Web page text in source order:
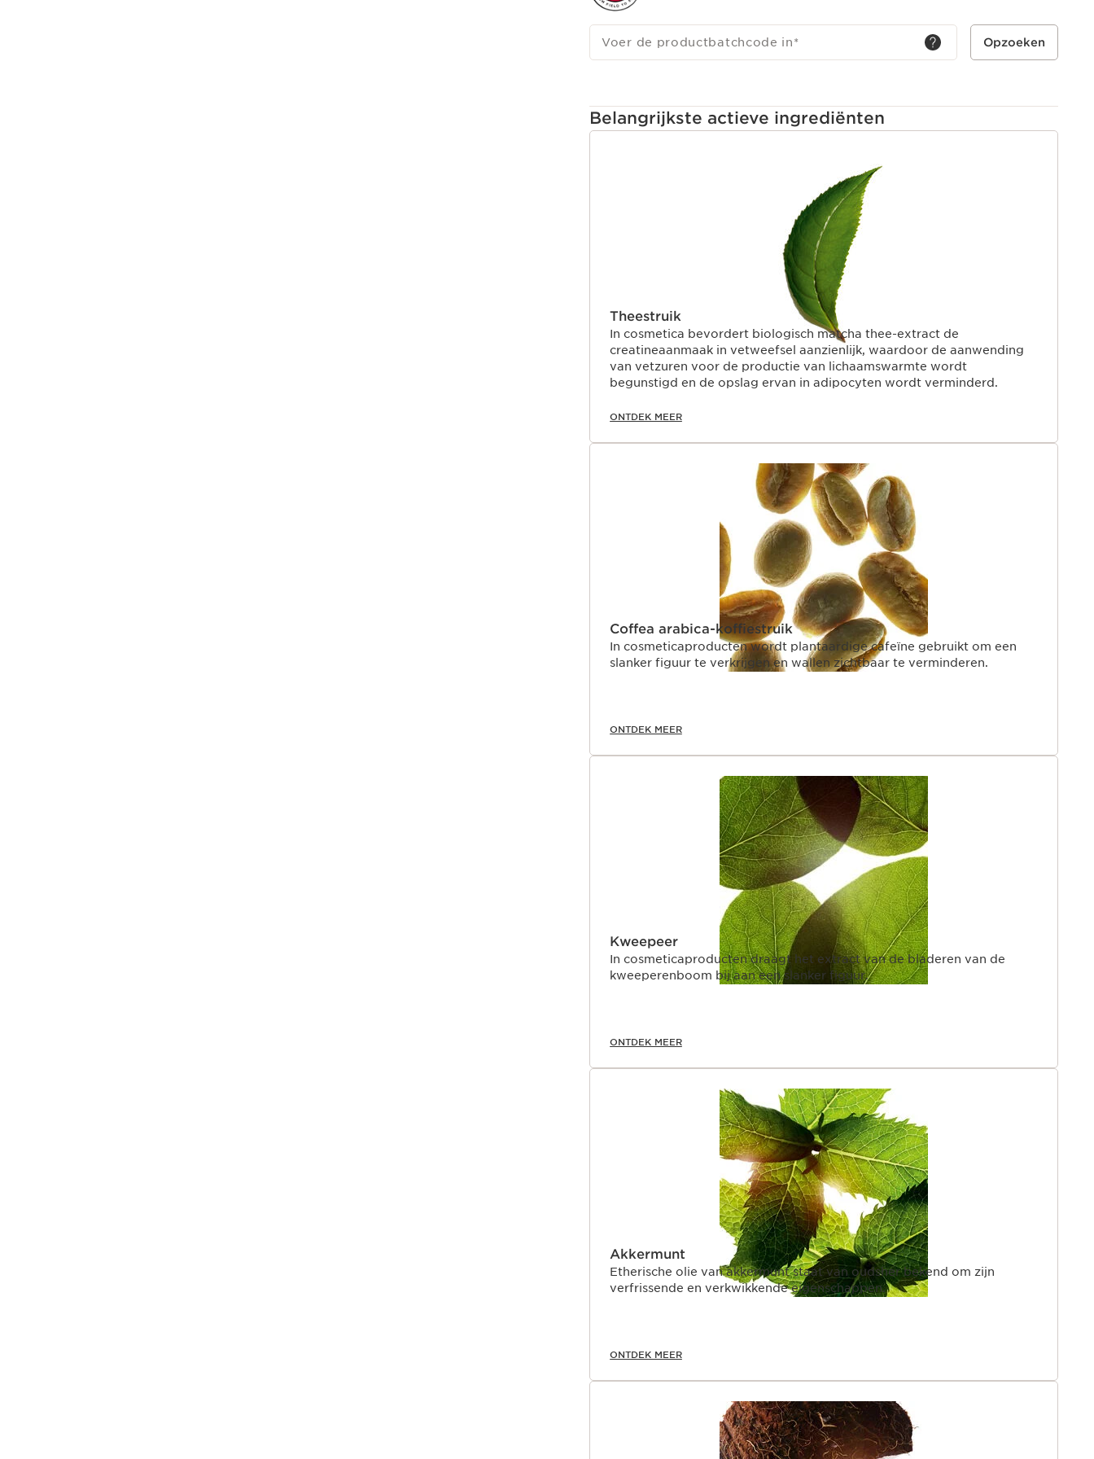
Voer de productbatchcode in* Opzoeken
Belangrijkste actieve ingrediënten
Theestruik
In cosmetica bevordert biologisch matcha thee-extract de
creatineaanmaak in vetweefsel aanzienlijk, waardoor de aanwending
van vetzuren voor de productie van lichaamswarmte wordt
begunstigd en de opslag ervan in adipocyten wordt verminderd.
ONTDEK MEER
Coffea arabica-koffiestruik
In cosmeticaproducten wordt plantaardige cafeïne gebruikt om een
slanker figuur te verkrijgen en wallen zichtbaar te verminderen.
ONTDEK MEER
Kweepeer
In cosmeticaproducten draagt het extract van de bladeren van de
kweeperenboom bij aan een slanker figuur.
ONTDEK MEER
Akkermunt
Etherische olie van akkermunt staat van oudsher bekend om zijn
verfrissende en verkwikkende eigenschappen.
ONTDEK MEER